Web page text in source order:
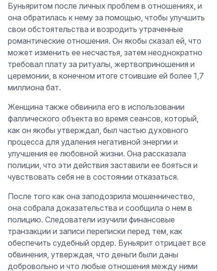
Буньяритом после личных проблем в отношениях, и
она обратилась к нему за помощью, чтобы улучшить
свои обстоятельства и возродить утраченные
романтические отношения. Он якобы сказал ей, что
может изменить ее несчастья, затем неоднократно
требовал плату за ритуалы, жертвоприношения и
церемонии, в конечном итоге стоившие ей более 1,7
миллиона бат.
Женщина также обвинила его в использовании
фаллического объекта во время сеансов, который,
как он якобы утверждал, был частью духовного
процесса для удаления негативной энергии и
улучшения ее любовной жизни. Она рассказала
полиции, что эти действия заставили ее бояться и
чувствовать себя не в состоянии отказаться.
После того как она заподозрила мошенничество,
она собрала доказательства и сообщила о нем в
полицию. Следователи изучили финансовые
транзакции и записи переписки перед тем, как
обеспечить судебный ордер. Буньярит отрицает все
обвинения, утверждая, что деньги были даны
добровольно и что любые отношения между ними